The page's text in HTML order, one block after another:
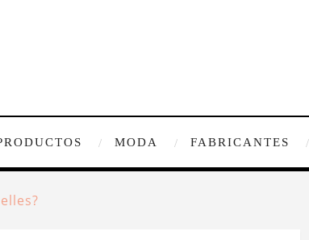
MODA FABRICANTES